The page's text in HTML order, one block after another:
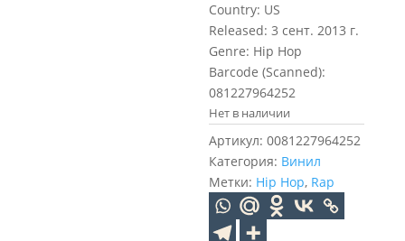
Country: US
Released: 3 сент. 2013 г.
Genre: Hip Hop
Barcode (Scanned):
081227964252
Нет в наличии
Артикул:0081227964252
Категория: Винил
Метки: Hip Hop, Rap